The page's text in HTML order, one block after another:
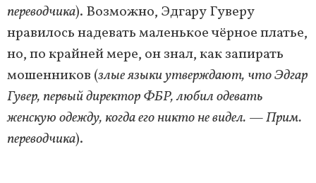
переводчика). Возможно, Эдгару Гуверу
нравилось надевать маленькое чёрное платье,
но, по крайней мере, он знал, как запирать
мошенников (злые языки утверждают, что Эдгар
Гувер, первый директор ФБР, любил одевать
женскую одежду, когда его никто не видел. — Прим.
переводчика).